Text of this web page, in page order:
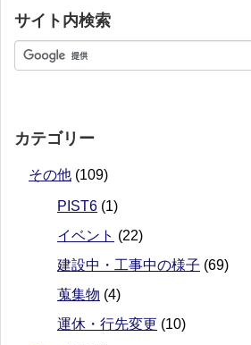
サイト内検索
カテゴリー
その他 (109)
PIST6 (1)
イベント (22)
建設中・工事中の様子 (69)
蒐集物 (4)
運休・行先変更 (10)